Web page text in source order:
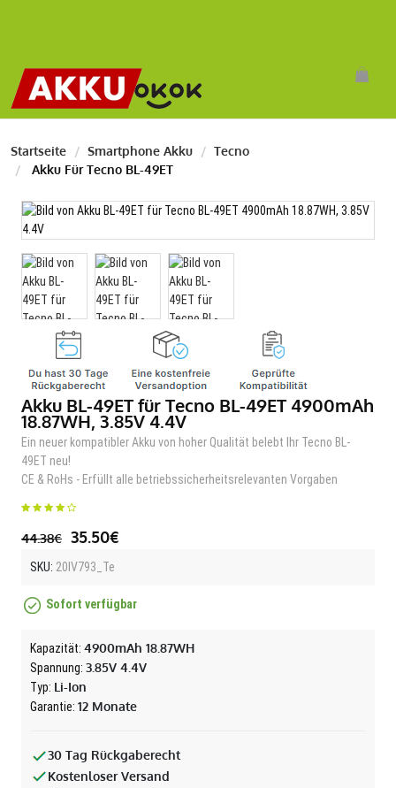
Startseite Smartphone Akku
Tecno
Akku Für Tecno BL-49ET
Akku BL-49ET für Tecno BL-49ET 4900mAh
18.87WH, 3.85V 4.4V
Ein neuer kompatibler Akku von hoher Qualität belebt Ihr Tecno BL-
49ET neu!
CE & RoHs - Erfüllt alle betriebssicherheitsrelevanten Vorgaben
44.38€ 35.50€
SKU: 20IV793_Te
Sofort verfügbar
Kapazität: 4900mAh 18.87WH
Spannung: 3.85V 4.4V
Typ: Li-Ion
Garantie: 12 Monate
30 Tag Rückgaberecht
Kostenloser Versand